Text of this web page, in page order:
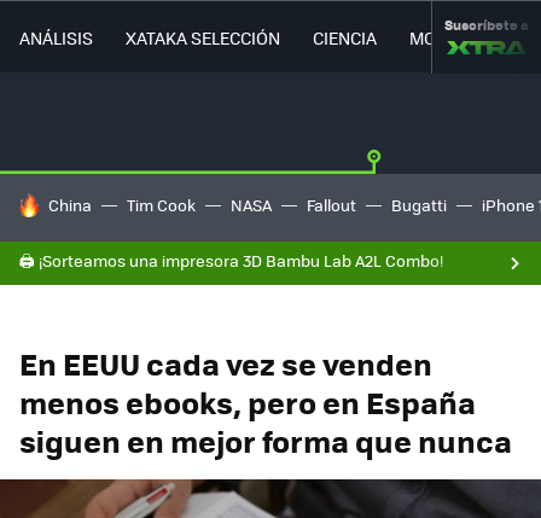
ANÁLISIS XATAKA SELECCIÓN CIENCIA MOVILIDAD
Suscríbete a
HOY SE HABLA DE
China Tim Cook NASA Fallout Bugatti iPhone
🖨️ ¡Sorteamos una impresora 3D Bambu Lab A2L Combo!
En EEUU cada vez se venden
menos ebooks, pero en España
siguen en mejor forma que nunca